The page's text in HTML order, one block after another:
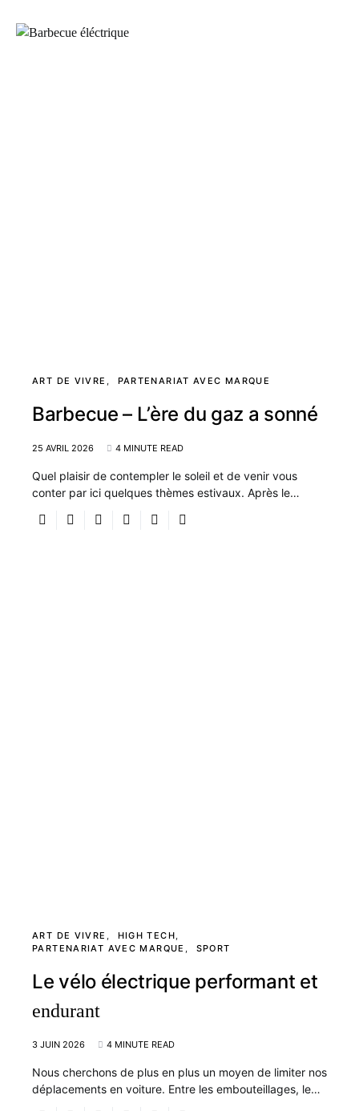
ART DE VIVRE PARTENARIAT AVEC MARQUE
Barbecue – L’ère du gaz a sonné
25 AVRIL 2026 4 MINUTE READ
Quel plaisir de contempler le soleil et de venir vous
conter par ici quelques thèmes estivaux. Après le…
ART DE VIVRE
HIGH TECH
PARTENARIAT AVEC MARQUE
SPORT
Le vélo électrique performant et
endurant
3 JUIN 2026 4 MINUTE READ
Nous cherchons de plus en plus un moyen de limiter nos
déplacements en voiture. Entre les embouteillages, le…